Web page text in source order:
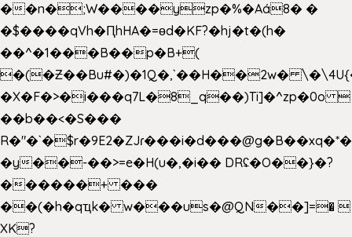
��n�;W����yzp�%�Aá8� �
�$����qVh�ԤhHA�=ɵd�KF?�hj�t�(h�
��^�1���B��p�B+(
�(�Ƶ��Bu#�)�1Q�,`��H��2w�
�X�F�>�i���q7L�8_q��)Ti]�^zp�0o 
��b��<�S���
�y��-��>=e�H(u�,�i�� DRʢ�O��}�?
������+ ���
��(�h�qҵk� w���us�@QN��]=� 
XK?